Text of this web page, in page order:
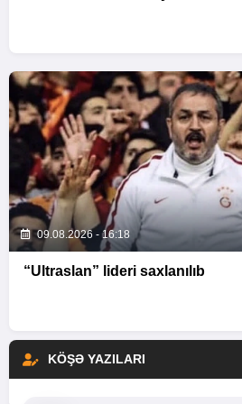
09.08.2026 - 16:18
“Ultraslan” lideri saxlanılıb
KÖŞƏ YAZILARI